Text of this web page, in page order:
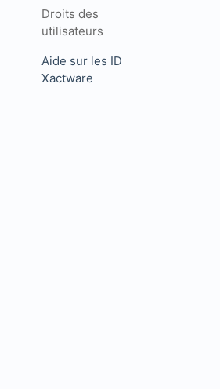
Droits des
utilisateurs
Aide sur les ID
Xactware